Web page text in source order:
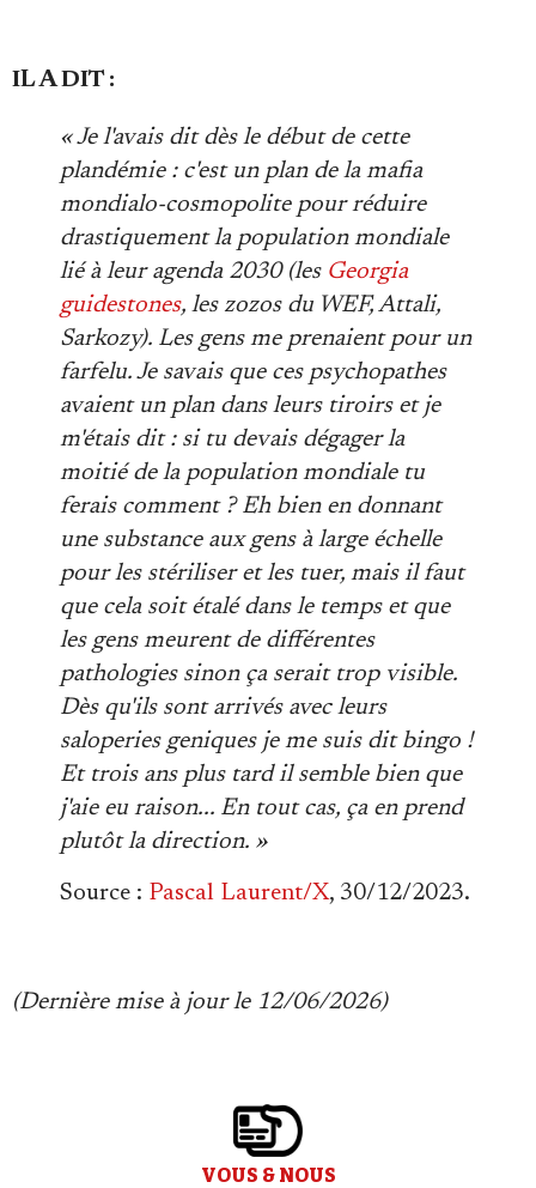
IL A DIT :
« Je l'avais dit dès le début de cette
plandémie : c'est un plan de la mafia
mondialo-cosmopolite pour réduire
drastiquement la population mondiale
lié à leur agenda 2030 (les Georgia
guidestones, les zozos du WEF, Attali,
Sarkozy). Les gens me prenaient pour un
farfelu. Je savais que ces psychopathes
avaient un plan dans leurs tiroirs et je
m'étais dit : si tu devais dégager la
moitié de la population mondiale tu
ferais comment ? Eh bien en donnant
une substance aux gens à large échelle
pour les stériliser et les tuer, mais il faut
que cela soit étalé dans le temps et que
les gens meurent de différentes
pathologies sinon ça serait trop visible.
Dès qu'ils sont arrivés avec leurs
saloperies geniques je me suis dit bingo !
Et trois ans plus tard il semble bien que
j'aie eu raison... En tout cas, ça en prend
plutôt la direction. »
Source : Pascal Laurent/X, 30/12/2023.
(Dernière mise à jour le 12/06/2026)
VOUS & NOUS